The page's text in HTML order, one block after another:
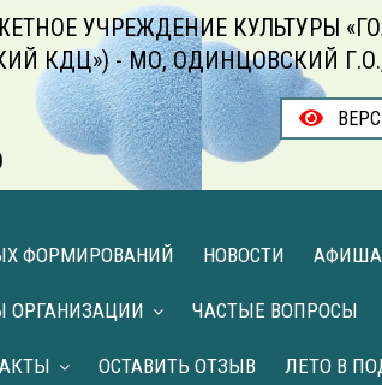
УЧРЕЖДЕНИЕ КУЛЬТУРЫ
КДЦ») - МО, ОДИНЦОВСКИЙ
ФОРМИРОВАНИЙ НОВОСТИ АФИША
ОРГАНИЗАЦИИ ЧАСТЫЕ ВОПРОСЫ
ОСТАВИТЬ ОТЗЫВ ЛЕТО В